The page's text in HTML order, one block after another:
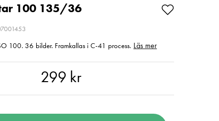
100 135/36
100. 36 bilder. Framkallas i C-41 process. Läs mer
299 kr